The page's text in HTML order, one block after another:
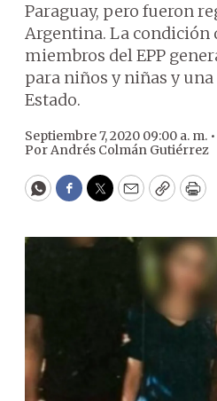
Paraguay, pero fueron
Argentina. La condición
miembros del EPP
para niños y niñas y
Estado.
Septiembre 7, 2020 09:00 a. m. •
PorAndrés Colmán Gutiérrez
WhatsApp
Facebook
Twitter
EmailCopy